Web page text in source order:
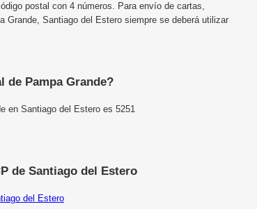
postal con 4 números. Para envío de cartas,
Grande, Santiago del Estero siempre se deberá utilizar
de Pampa Grande?
en Santiago del Estero es 5251
de Santiago del Estero
del Estero